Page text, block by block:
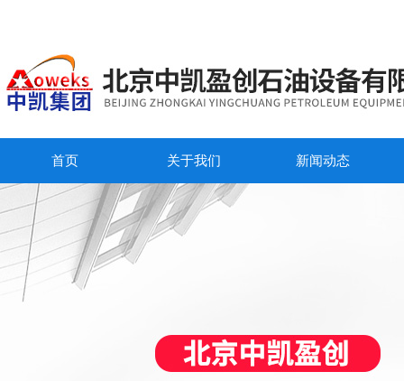
首页 关于我们 新闻动态